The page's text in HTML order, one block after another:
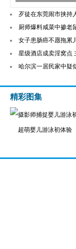
歹徒在东莞闹市挟持
厨师爆料咸菜中掺老
女子患肠癌不愿拖累
星级酒店成卖淫窝点
哈尔滨一居民家中疑
精彩图集
超萌婴儿游泳初体验